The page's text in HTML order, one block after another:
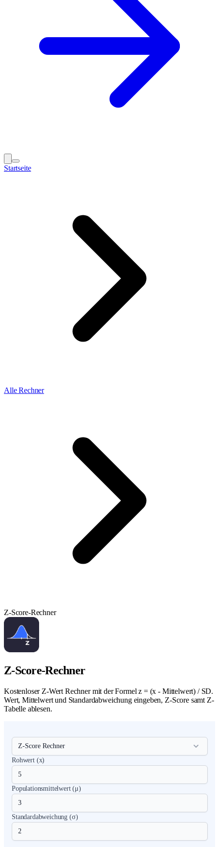
Startseite
Alle Rechner
Z-Score-Rechner
Z-Score-Rechner
Kostenloser Z-Wert Rechner mit der Formel z = (x - Mittelwert) / SD.
Wert, Mittelwert und Standardabweichung eingeben, Z-Score samt Z-
Tabelle ablesen.
Rohwert (x)
Populationsmittelwert (μ)
Standardabweichung (σ)